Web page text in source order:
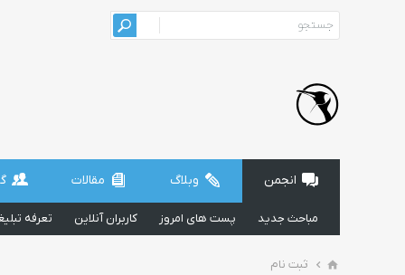
انجمن وبلاگ مقالات
مباحث جدید پست های امروز کاربران آنلاین تعرفه
ثبت نام